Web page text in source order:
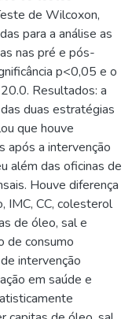
de Wilcoxon,
para a análise as
nas pré e pós-
p<0,05 e o
Resultados: a
duas estratégias
que houve
após a intervenção
além das oficinas de
Houve diferença
IMC, CC, colesterol
de óleo, sal e
de consumo
intervenção
em saúde e